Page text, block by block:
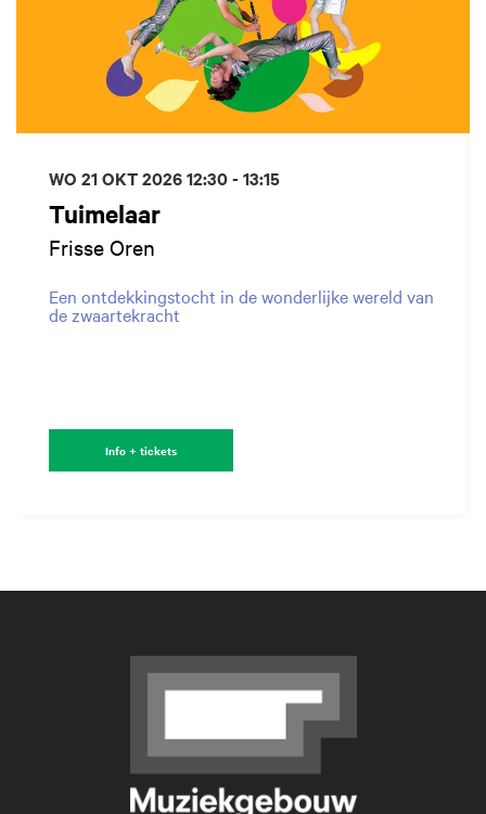
Tuimelaar
Frisse Oren
Een ontdekkingstocht in de wonderlijke wereld van
de zwaartekracht
WO 21 OKT 202612:30 - 13:15
Info + tickets